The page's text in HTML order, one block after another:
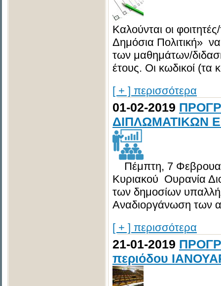
Καλούνται οι
Δημόσια Πολιτική»
των μαθημάτων/
έτους. Οι κωδικοί (τα
[ + ] περισσότερα
01-02-2019
ΔΙΠΛΩΜΑΤΙΚΩΝ
Πέμπτη, 7
Κυριακού Ουρανία
των δημοσίων
Αναδιοργάνωση των
[ + ] περισσότερα
21-01-2019
περιόδου